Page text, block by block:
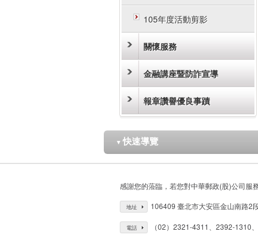
105年度活動剪影
關懷服務
金融講座暨防詐宣導
報章讚譽優良事蹟
▼ 快速導覽
感謝您的蒞臨，若您對中華郵政(股)公司服
地址 106409 臺北市大安區金山南路2
電話 （02）2321-4311、2392-1310